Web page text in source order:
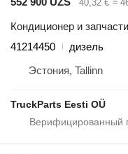
40,32 € ≈
Кондиционер и
41214450
дизель
Эстония, Tallinn
TruckParts Eesti OÜ